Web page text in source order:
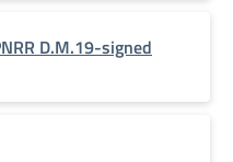
D.M.19-signed